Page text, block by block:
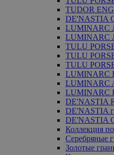
TUDOR
DE'NASTIA
LUMINARC
LUMINARC
TULU
TULU
TULU
LUMINARC
LUMINARC
LUMINARC
DE'NASTIA
DE'NASTIA
DE'NASTIA
Коллекция
Серебряные
Золотые